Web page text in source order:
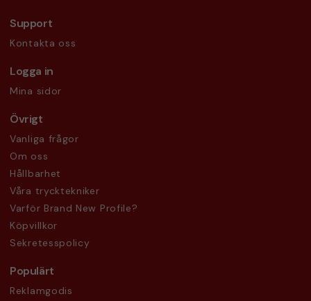
Support
Kontakta oss
Logga in
Mina sidor
Övrigt
Vanliga frågor
Om oss
Hållbarhet
Våra trycktekniker
Varför Brand New Profile?
Köpvillkor
Sekretesspolicy
Populärt
Reklamgodis